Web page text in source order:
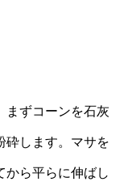
まずコーンを石灰
砕します。マサを
から平らに伸ばし